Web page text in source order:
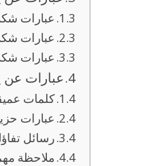
عبارات
عبارات شكر
عبارات
عبارات عن
كلمات
عبارات
رسائل
ملاحظة